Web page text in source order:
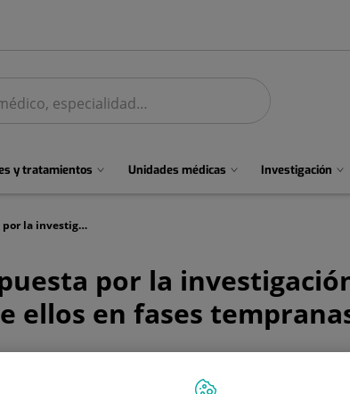
y tratamientos Unidades médicas Investigación
Quirónsalud reafirma su apuesta por la investigación con cerca de 1.500 ensayos clínicos en 2025, la mitad de ellos en fases tempranas
por la
ellos en fases